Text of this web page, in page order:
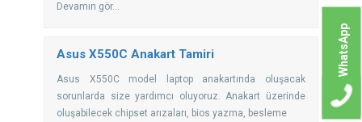
Devamın gör...
Asus X550C Anakart Tamiri
Asus X550C model laptop anakartında oluşacak
sorunlarda size yardımcı oluyoruz. Anakart üzerinde
oluşabilecek chipset arızaları, bios yazma, besleme
WhatsApp